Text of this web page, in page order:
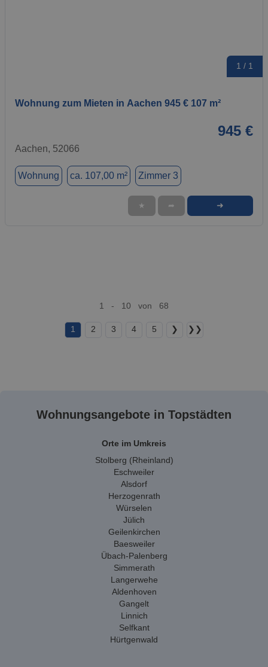
1 / 1
Wohnung zum Mieten in Aachen 945 € 107 m²
945 €
Aachen, 52066
Wohnung ca. 107,00 m² Zimmer 3
★ ➦ ➜
1 - 10 von 68
1 2 3 4 5 ❯ ❯❯
Wohnungsangebote in Topstädten
Orte im Umkreis
Stolberg (Rheinland)
Eschweiler
Alsdorf
Herzogenrath
Würselen
Jülich
Geilenkirchen
Baesweiler
Übach-Palenberg
Simmerath
Langerwehe
Aldenhoven
Gangelt
Linnich
Selfkant
Hürtgenwald